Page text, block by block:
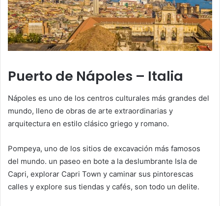
Puerto de Nápoles – Italia
Nápoles es uno de los centros culturales más grandes del
mundo, lleno de obras de arte extraordinarias y
arquitectura en estilo clásico griego y romano.
Pompeya, uno de los sitios de excavación más famosos
del mundo. un paseo en bote a la deslumbrante Isla de
Capri, explorar Capri Town y caminar sus pintorescas
calles y explore sus tiendas y cafés, son todo un delite.